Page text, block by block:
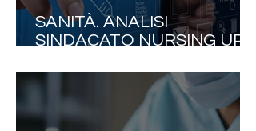
SANITÀ. ANALISI
SINDACATO NURSING UP:
ARTIFICIALE NON DEVE
SOSTITUIRE GLI
INFERMIERI. DEVE